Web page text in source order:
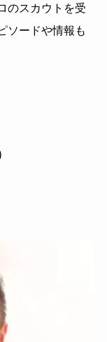
のスカウトを受
ソードや情報も